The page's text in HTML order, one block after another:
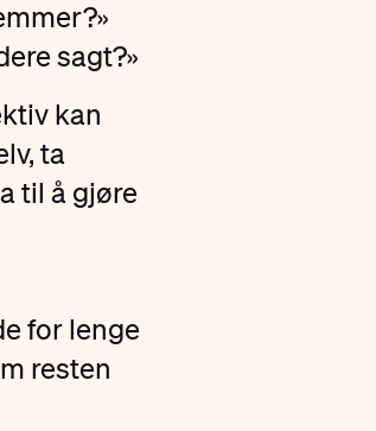
sagt?»
kan
ta
til å gjøre
for lenge
resten